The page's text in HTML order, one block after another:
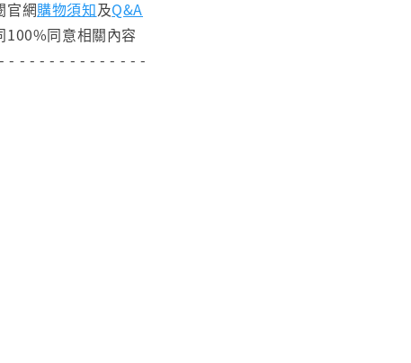
官網購物須知及Q&A
100%同意相關內容
- - - - - - - - - - - - - -